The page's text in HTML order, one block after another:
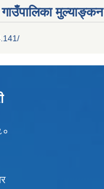
मुल्याङ्कन